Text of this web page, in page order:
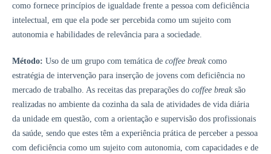
como fornece princípios de igualdade frente a pessoa com deficiência
intelectual, em que ela pode ser percebida como um sujeito com
autonomia e habilidades de relevância para a sociedade.
Método: Uso de um grupo com temática de coffee breakcomo
estratégia de intervenção para inserção de jovens com deficiência no
mercado de trabalho. As receitas das preparações do coffee breaksão
realizadas no ambiente da cozinha da sala de atividades de vida diária
da unidade em questão, com a orientação e supervisão dos profissionais
da saúde, sendo que estes têm a experiência prática de perceber a pessoa
com deficiência como um sujeito com autonomia, com capacidades e de